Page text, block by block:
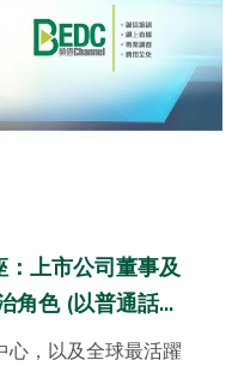
：上市公司董事及
角色 (以普通話...
心，以及全球最活躍